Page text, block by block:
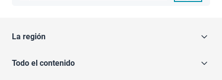
La región
Todo el contenido